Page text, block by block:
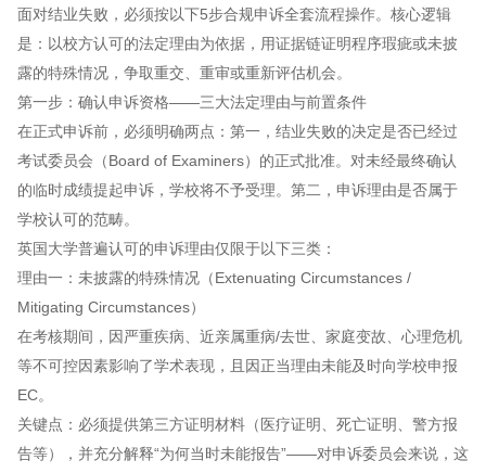
面对结业失败，必须按以下5步合规申诉全套流程操作。核心逻辑
是：以校方认可的法定理由为依据，用证据链证明程序瑕疵或未披
露的特殊情况，争取重交、重审或重新评估机会。
第一步：确认申诉资格——三大法定理由与前置条件
在正式申诉前，必须明确两点：第一，结业失败的决定是否已经过
考试委员会（Board of Examiners）的正式批准。对未经最终确认
的临时成绩提起申诉，学校将不予受理。第二，申诉理由是否属于
学校认可的范畴。
英国大学普遍认可的申诉理由仅限于以下三类：
理由一：未披露的特殊情况（Extenuating Circumstances /
Mitigating Circumstances）
在考核期间，因严重疾病、近亲属重病/去世、家庭变故、心理危机
等不可控因素影响了学术表现，且因正当理由未能及时向学校申报
EC。
关键点：必须提供第三方证明材料（医疗证明、死亡证明、警方报
告等），并充分解释“为何当时未能报告”——对申诉委员会来说，这